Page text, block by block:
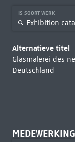
IS SOORT WERK
Exhibition
Alternatieve titel
Glasmalerei des
Deutschland